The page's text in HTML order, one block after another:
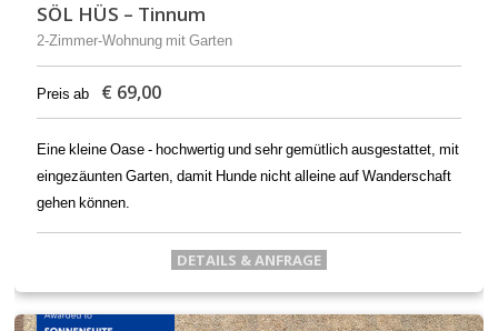
SÖL HÜS – Tinnum
2-Zimmer-Wohnung mit Garten
Preis ab € 69,00
Eine kleine Oase - hochwertig und sehr gemütlich ausgestattet, mit
eingezäunten Garten, damit Hunde nicht alleine auf Wanderschaft
gehen können.
DETAILS & ANFRAGE